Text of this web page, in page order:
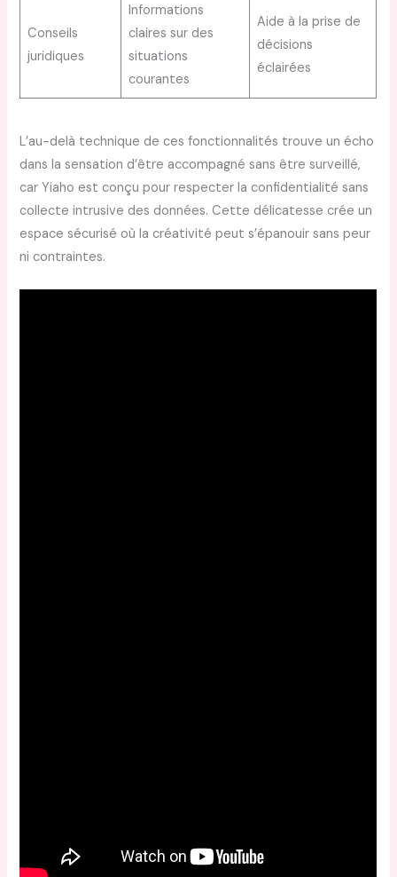
Conseils
juridiques
Informations
claires sur des
situations
courantes
Aide à la prise de
décisions
éclairées
L’au-­delà technique de ces fonctionnalités trouve un écho
dans la sensation d’être accompagné sans être surveillé,
car Yiaho est conçu pour respecter la confidentialité sans
collecte intrusive des données. Cette délicatesse crée un
espace sécurisé où la créativité peut s’épanouir sans peur
ni contraintes.